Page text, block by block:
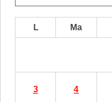
L Ma
3 4